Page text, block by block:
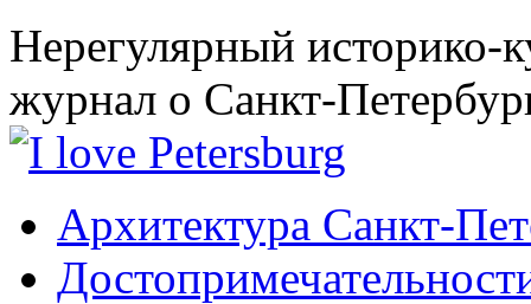
Нерегулярный историко-
журнал о Санкт-
Архитектура Санкт-